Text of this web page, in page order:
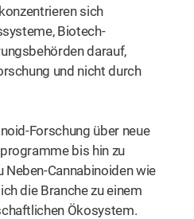
sich
Biotech-
darauf,
und nicht durch
Forschung über neue
bis hin zu
Cannabinoiden wie
die Branche zu einem
Ökosystem.